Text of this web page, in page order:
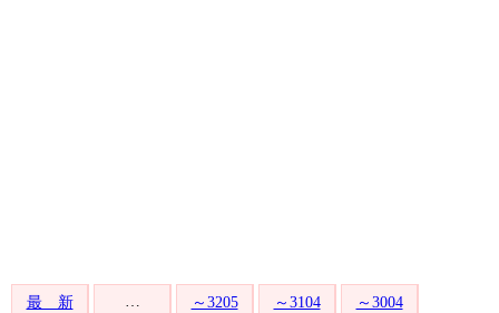
最 新 … ～3205 ～3104 ～3004